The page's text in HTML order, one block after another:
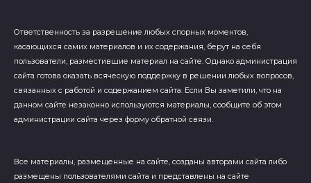
Ответственность за разрешение любых спорных моментов,
касающихся самих материалов и их содержания, берут на себя
пользователи, разместившие материал на сайте. Однако администрация
сайта готова оказать всяческую поддержку в решении любых вопросов,
связанных с работой и содержанием сайта. Если Вы заметили, что на
данном сайте незаконно используются материалы, сообщите об этом
администрации сайта через форму обратной связи.
Все материалы, размещенные на сайте, созданы авторами сайта либо
размещены пользователями сайта и представлены на сайте